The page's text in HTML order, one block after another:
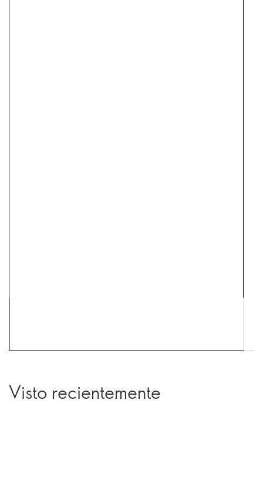
Visto recientemente